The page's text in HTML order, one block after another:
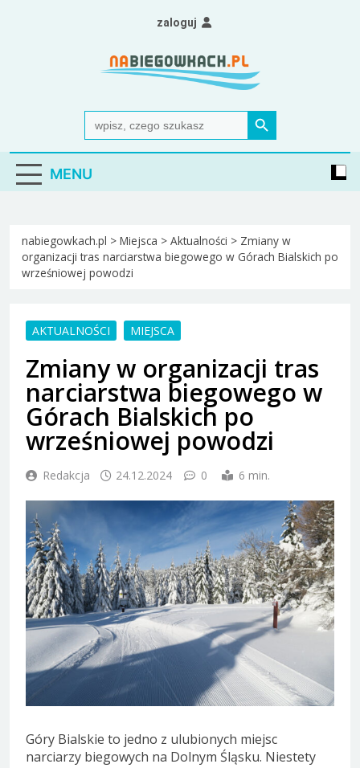
Nabiegowkach.pl
portal miłośników narciarstwa biegowego
Search
for:
Search Button
zaloguj
MENU
nabiegowkach.pl > Miejsca > Aktualności > Zmiany w
organizacji tras narciarstwa biegowego w Górach Bialskich po
wrześniowej powodzi
AKTUALNOŚCI MIEJSCA
Zmiany w organizacji tras
narciarstwa biegowego w
Górach Bialskich po
wrześniowej powodzi
Redakcja 24.12.2024 0 6 min.
Góry Bialskie to jedno z ulubionych miejsc
narciarzy biegowych na Dolnym Śląsku. Niestety